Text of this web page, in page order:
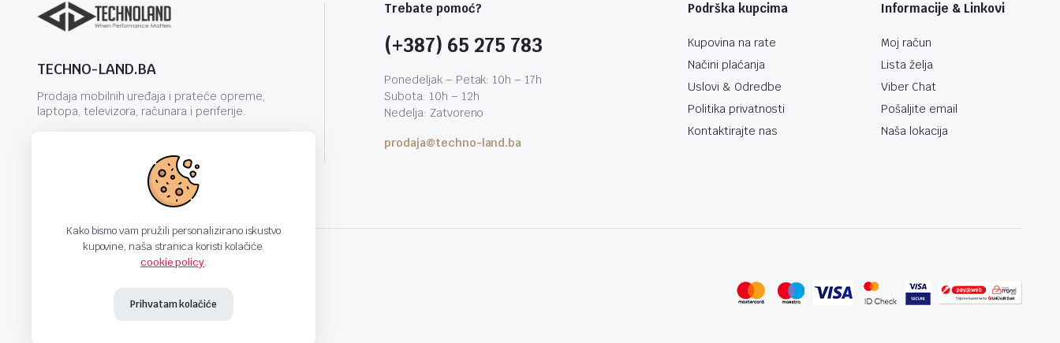
TECHNO-LAND.BA
Prodaja mobilnih uređaja i prateće opreme,
laptopa, televizora, računara i periferije.
Trebate pomoć?
(+387) 65 275 783
Ponedeljak – Petak: 10h – 17h
Subota: 10h – 12h
Nedelja: Zatvoreno
prodaja@techno-land.ba
Podrška kupcima
Kupovina na rate
Načini plaćanja
Uslovi & Odredbe
Politika privatnosti
Kontaktirajte nas
Informacije & Linkovi
Moj račun
Lista želja
Viber Chat
Pošaljite email
Naša lokacija
Kako bismo vam pružili personalizirano iskustvo
kupovine, naša stranica koristi kolačiće.
cookie policy.
Prihvatam kolačiće